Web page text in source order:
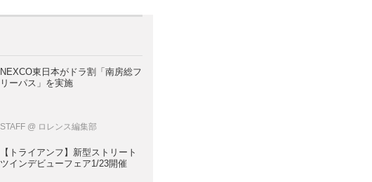
NEXCO東日本がドラ割「南房総フ
リーパス」を実施
STAFF @ ロレンス編集部
【トライアンフ】新型ストリート
ツインデビューフェア1/23開催